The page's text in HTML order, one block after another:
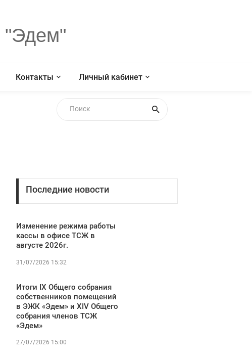
"Эдем"
Контакты Личный кабинет
Последние новости
Изменение режима работы
кассы в офисе ТСЖ в
августе 2026г.
31/07/2026 15:32
Итоги IX Общего собрания
собственников помещений
в ЭЖК «Эдем» и XIV Общего
собрания членов ТСЖ
«Эдем»
27/07/2026 15:00